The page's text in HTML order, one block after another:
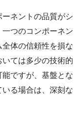
ネントの品質がシ
つのコンポーネン
全体の信頼性を損な
ては多少の技術的
ですが、基盤とな
る場合は、深刻な